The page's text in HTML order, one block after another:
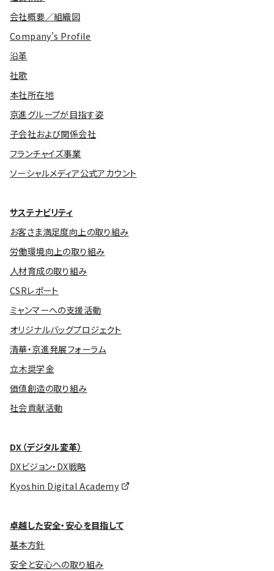
会社概要／組織図
Company’s Profile
沿革
社歌
本社所在地
京進グループが目指す姿
子会社および関係会社
フランチャイズ事業
ソーシャルメディア公式アカウント
サステナビリティ
お客さま満足度向上の取り組み
労働環境向上の取り組み
人材育成の取り組み
CSRレポート
ミャンマーへの支援活動
オリジナルバッグプロジェクト
清華・京進発展フォーラム
立木奨学金
価値創造の取り組み
社会貢献活動
DX（デジタル変革）
DXビジョン・DX戦略
Kyoshin Digital Academy
卓越した安全・安心を目指して
基本方針
安全と安心への取り組み